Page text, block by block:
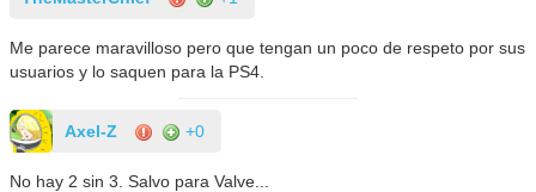
Me parece maravilloso pero que tengan un poco de respeto por sus
usuarios y lo saquen para la PS4.
Axel-Z +0
No hay 2 sin 3. Salvo para Valve...